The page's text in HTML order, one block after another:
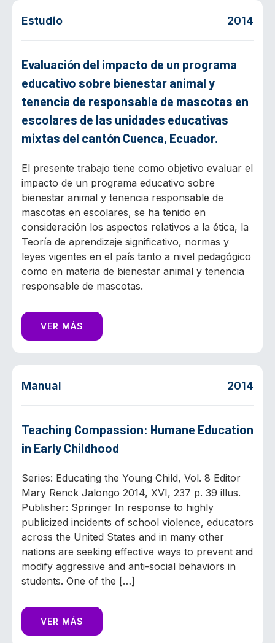
Estudio 2014
Evaluación del impacto de un programa
educativo sobre bienestar animal y
tenencia de responsable de mascotas en
escolares de las unidades educativas
mixtas del cantón Cuenca, Ecuador.
El presente trabajo tiene como objetivo evaluar el
impacto de un programa educativo sobre
bienestar animal y tenencia responsable de
mascotas en escolares, se ha tenido en
consideración los aspectos relativos a la ética, la
Teoría de aprendizaje significativo, normas y
leyes vigentes en el país tanto a nivel pedagógico
como en materia de bienestar animal y tenencia
responsable de mascotas.
VER MÁS
Manual 2014
Teaching Compassion: Humane Education
in Early Childhood
Series: Educating the Young Child, Vol. 8 Editor
Mary Renck Jalongo 2014, XVI, 237 p. 39 illus.
Publisher: Springer In response to highly
publicized incidents of school violence, educators
across the United States and in many other
nations are seeking effective ways to prevent and
modify aggressive and anti-social behaviors in
students. One of the […]
VER MÁS